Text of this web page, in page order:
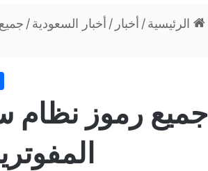
الرئيسية/ أخبار / أخبار السعودية/
جميع رموز نظام